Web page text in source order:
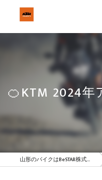
🍊KTM 2024
山形のバイクはBeSTAR株式会社